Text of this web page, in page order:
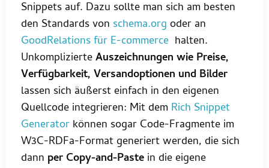
Snippets auf. Dazu sollte man sich am besten
den Standards von schema.org oder an
GoodRelations für E-commerce halten.
UnkomplizierteAuszeichnungen wie Preise,
Verfügbarkeit, Versandoptionen und Bilder
lassen sich äußerst einfach in den eigenen
Quellcode integrieren: Mit dem Rich Snippet
Generator können sogar Code-Fragmente im
W3C-RDFa-Format generiert werden, die sich
dann per Copy-and-Paste in die eigene